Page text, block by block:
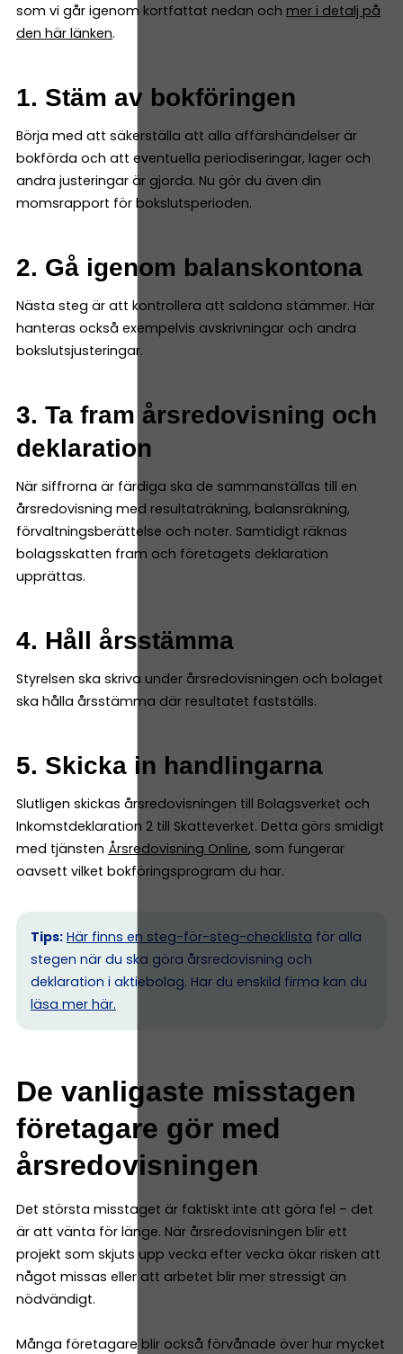
som vi går igenom kortfattat nedan och mer i detalj på
den här länken.
1. Stäm av bokföringen
Börja med att säkerställa att alla affärshändelser är
bokförda och att eventuella periodiseringar, lager och
andra justeringar är gjorda. Nu gör du även din
momsrapport för bokslutsperioden.
2. Gå igenom balanskontona
Nästa steg är att kontrollera att saldona stämmer. Här
hanteras också exempelvis avskrivningar och andra
bokslutsjusteringar.
3. Ta fram årsredovisning och
deklaration
När siffrorna är färdiga ska de sammanställas till en
årsredovisning med resultaträkning, balansräkning,
förvaltningsberättelse och noter. Samtidigt räknas
bolagsskatten fram och företagets deklaration
upprättas.
4. Håll årsstämma
Styrelsen ska skriva under årsredovisningen och bolaget
ska hålla årsstämma där resultatet fastställs.
5. Skicka in handlingarna
Slutligen skickas årsredovisningen till Bolagsverket och
Inkomstdeklaration 2 till Skatteverket. Detta görs smidigt
med tjänsten Årsredovisning Online, som fungerar
oavsett vilket bokföringsprogram du har.
Tips: Här finns en steg-för-steg-checklista för alla
stegen när du ska göra årsredovisning och
deklaration i aktiebolag. Har du enskild firma kan du
läsa mer här.
De vanligaste misstagen
företagare gör med
årsredovisningen
Det största misstaget är faktiskt inte att göra fel – det
är att vänta för länge. När årsredovisningen blir ett
projekt som skjuts upp vecka efter vecka ökar risken att
något missas eller att arbetet blir mer stressigt än
nödvändigt.
Många företagare blir också förvånade över hur mycket